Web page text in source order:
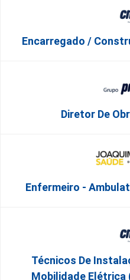
Encarregado /
Diretor De
Enfermeiro -
Técnicos De
Mobilidade